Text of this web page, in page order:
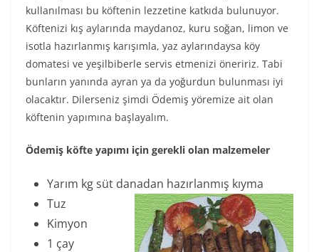
kullanılması bu köftenin lezzetine katkıda bulunuyor.
Köftenizi kış aylarında maydanoz, kuru soğan, limon ve
isotla hazırlanmış karışımla, yaz aylarındaysa köy
domatesi ve yeşilbiberle servis etmenizi öneririz. Tabi
bunların yanında ayran ya da yoğurdun bulunması iyi
olacaktır. Dilerseniz şimdi Ödemiş yöremize ait olan
köftenin yapımına başlayalım.
Ödemiş köfte yapımı için gerekli olan malzemeler
Yarım kg süt danadan hazırlanmış kıyma
Tuz
Kimyon
1 çay